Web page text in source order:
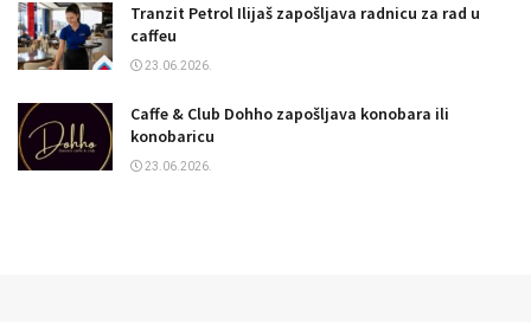
Tranzit Petrol Ilijaš zapošljava radnicu za rad u
caffeu
23.06.2026.
Caffe & Club Dohho zapošljava konobara ili
konobaricu
23.06.2026.